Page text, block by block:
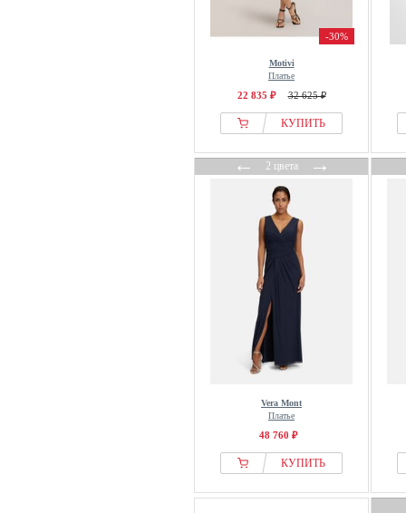
-30%
Motivi
Платье
22 835 ₽ 32 625 ₽
КУПИТЬ
←2 цвета→
Vera Mont
Платье
48 760 ₽
КУПИТЬ